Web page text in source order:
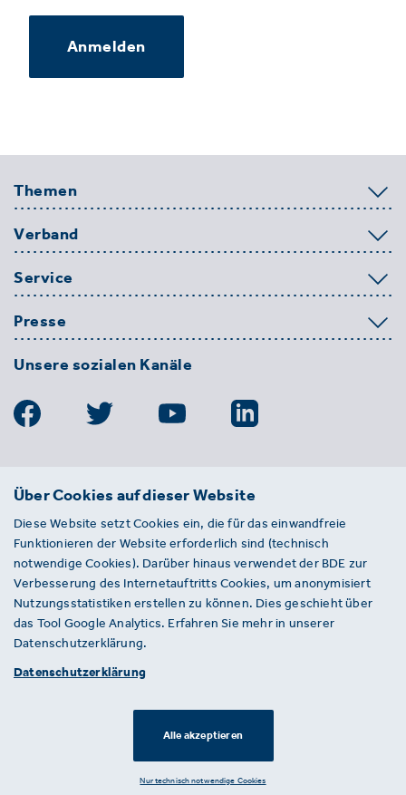
Anmelden
Themen
Verband
Service
Presse
Unsere sozialen Kanäle
BDE
Entsorgungs-, Wasser- und
Kreislaufwirtschaft e. V.
Von-der-Heydt-Straße 2
D 10785 Berlin
Sie haben einen Fehler auf unserer Website
gefunden? Ihnen ist ein defekter Link
aufgefallen? Wir freuen uns über Ihren
Über Cookies auf dieser Website
Diese Website setzt Cookies ein, die für das einwandfreie
Funktionieren der Website erforderlich sind (technisch
notwendige Cookies). Darüber hinaus verwendet der BDE zur
Verbesserung des Internetauftritts Cookies, um anonymisiert
Nutzungsstatistiken erstellen zu können. Dies geschieht über
das Tool Google Analytics. Erfahren Sie mehr in unserer
Datenschutzerklärung.
Datenschutzerklärung
Alle akzeptieren
Nur technisch notwendige Cookies